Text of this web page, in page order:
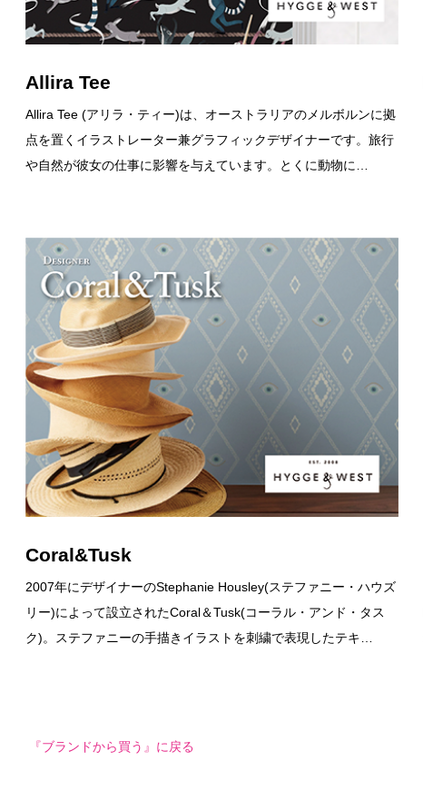
Allira Tee
Allira Tee (アリラ・ティー)は、オーストラリアのメルボルンに拠
点を置くイラストレーター兼グラフィックデザイナーです。旅行
や自然が彼女の仕事に影響を与えています。とくに動物に…
Coral&Tusk
2007年にデザイナーのStephanie Housley(ステファニー・ハウズ
リー)によって設立されたCoral＆Tusk(コーラル・アンド・タス
ク)。ステファニーの手描きイラストを刺繍で表現したテキ…
『ブランドから買う』に戻る